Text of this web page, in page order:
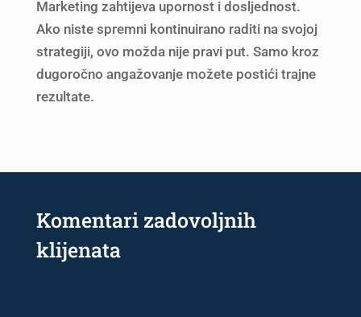
Marketing zahtijeva upornost i dosljednost.
Ako niste spremni kontinuirano raditi na svojoj
strategiji, ovo možda nije pravi put. Samo kroz
dugoročno angažovanje možete postići trajne
rezultate.
Komentari zadovoljnih
klijenata